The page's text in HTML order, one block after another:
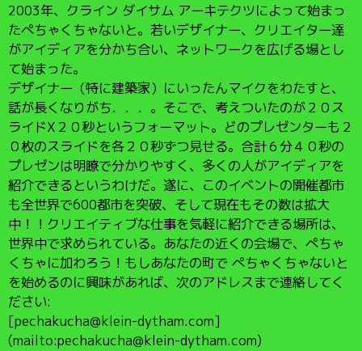
2003年、クライン ダイサム アーキテクツによって始まっ
たぺちゃくちゃないと。若いデザイナー、クリエイター達
がアイディアを分かち合い、ネットワークを広げる場とし
て始まった。
デザイナー（特に建築家）にいったんマイクをわたすと、
話が長くなりがち．．．。そこで、考えついたのが２０ス
ライドX２０秒というフォーマット。どのプレゼンターも２
０枚のスライドを各２０秒ずつ見せる。合計６分４０秒の
プレゼンは明瞭で分かりやすく、多くの人がアイディアを
紹介できるというわけだ。遂に、このイベントの開催都市
も全世界で600都市を突破、そして現在もその数は拡大
中！！クリエイティブな仕事を気軽に紹介できる場所は、
世界中で求められている。あなたの近くの会場で、ぺちゃ
くちゃに加わろう！もしあなたの町で ぺちゃくちゃないと
を始めるのに興味があれば、次のアドレスまで連絡してく
ださい:
[pechakucha@klein-dytham.com]
(mailto:pechakucha@klein-dytham.com)